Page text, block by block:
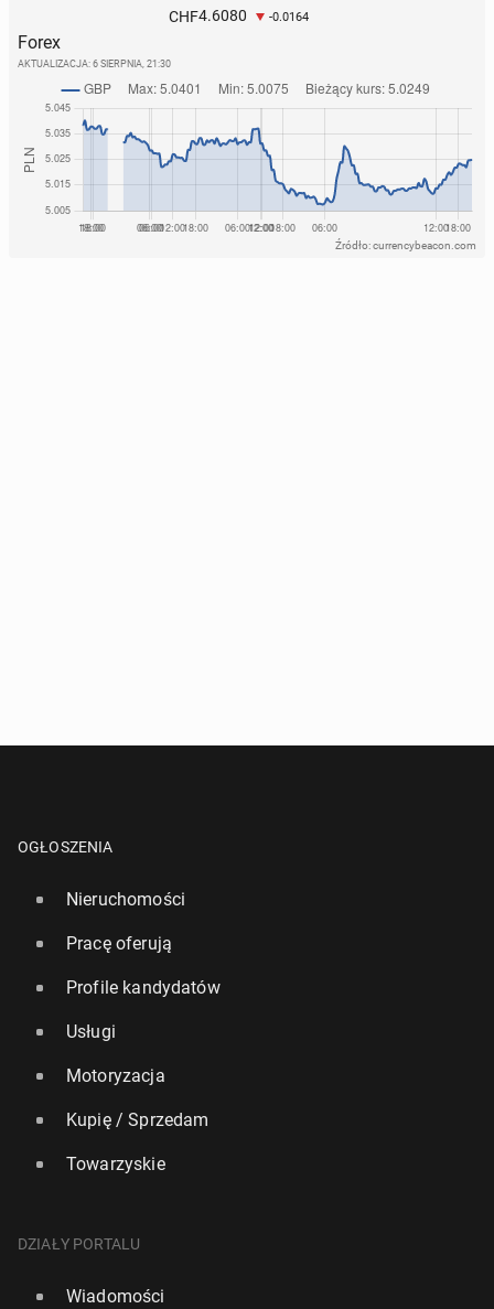
CHF4.6080 -0.0164
Forex
AKTUALIZACJA: 6 SIERPNIA, 21:30
Źródło: currencybeacon.com
OGŁOSZENIA
Nieruchomości
Pracę oferują
Profile kandydatów
Usługi
Motoryzacja
Kupię / Sprzedam
Towarzyskie
DZIAŁY PORTALU
Wiadomości